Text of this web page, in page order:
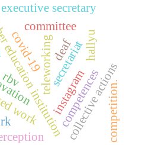
teleworking
workinstitution
secretariat
collective actions
committee
competences
covid-19
executive secretary
hallyu
deaf
instagram
rbv competition.